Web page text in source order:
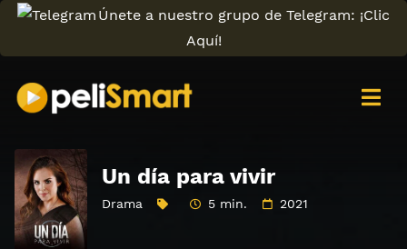
Únete a nuestro grupo de Telegram: ¡Clic
Aquí!
Un día para vivir
Drama 5 min. 2021